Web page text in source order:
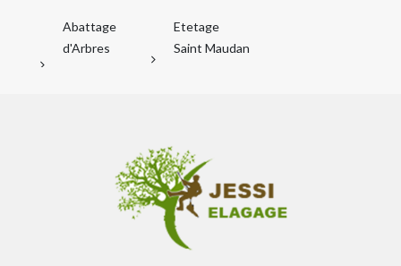
Abattage
d'Arbres
Etetage
Saint Maudan